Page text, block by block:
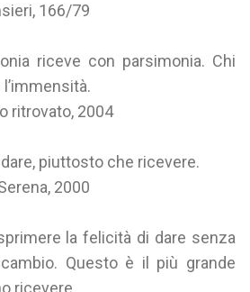
166/79
riceve con parsimonia. Chi
ritrovato, 2004
piuttosto che ricevere.
2000
la felicità di dare senza
Questo è il più grande
ricevere.